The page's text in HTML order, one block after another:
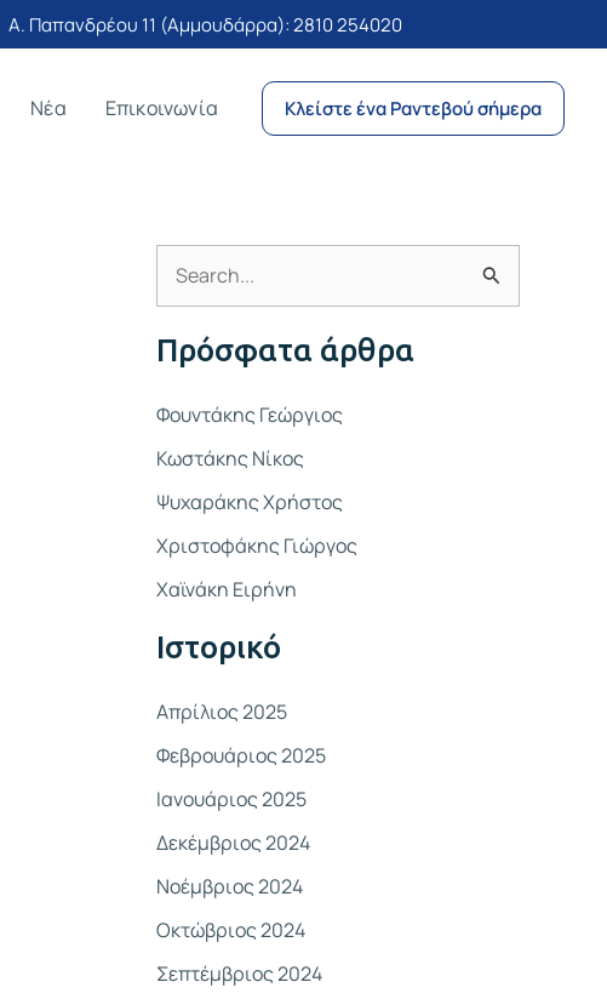
Παπανδρέου 11 (Αμμουδάρρα):2810 254020
Νέα Επικοινωνία Κλείστε ένα Ραντεβού σήμερα
α
τ
η
σ
η
α
:
Πρόσφατα άρθρα
Φουντάκης Γεώργιος
Κωστάκης Νίκος
Ψυχαράκης Χρήστος
Χριστοφάκης Γιώργος
Χαϊνάκη Ειρήνη
Ιστορικό
Απρίλιος 2025
Φεβρουάριος 2025
Ιανουάριος 2025
Δεκέμβριος 2024
Νοέμβριος 2024
Οκτώβριος 2024
Σεπτέμβριος 2024